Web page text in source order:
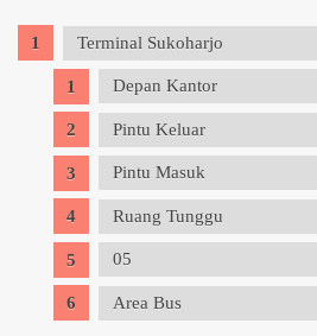
Terminal Sukoharjo
Depan Kantor
Pintu Keluar
Pintu Masuk
Ruang Tunggu
05
Area Bus